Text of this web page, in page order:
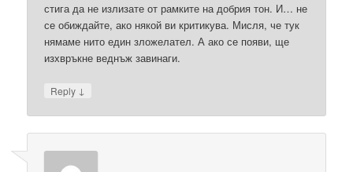
стига да не излизате от рамките на добрия тон. И… не
се обиждайте, ако някой ви критикува. Мисля, че тук
нямаме нито един зложелател. А ако се появи, ще
изхвръкне веднъж завинаги.
Reply ↓